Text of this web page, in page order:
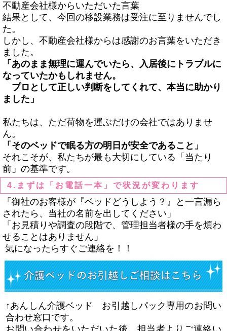
不動産会社様からいただいた言葉
結果として、今回の移設業務は受注に至りませんでし
た。
しかし、不動産会社様からは感謝のお言葉をいただき
ました。
「あのまま無理に運んでいたら、入居後にトラブルに
なっていたかもしれません。
プロとして正しい判断をしてくれて、本当に助かり
ました」
私たちは、ただ荷物を運ぶだけの会社ではありませ
ん。
「そのベッドで眠る方の明日が安全であること」
それこそが、私たちが最も大切にしている「当たり
前」の基準です。
4.まずは「お電話一本」で状況が変わります
「御社のお客様が『ベッドどうしよう？』と一言漏ら
されたら、当社の名前を出してください」
「お見積りや調査の段階で、管理担当者様の手を煩わ
せることはありません」
気になったらすぐご連絡を！！
↑あんしん介護ベッド お引越しパック専用のお問い
合わせ窓口です。
お問い合わせをいただいた後、担当者よりご連絡い